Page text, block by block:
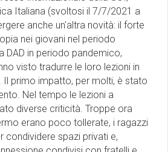
Italiana (svoltosi il 7/7/2021 a
anche un'altra novità: il forte
nei giovani nel periodo
DAD in periodo pandemico,
visto tradurre le loro lezioni in
Il primo impatto, per molti, è stato
Nel tempo le lezioni a
diverse criticità. Troppe ora
erano poco tollerate, i ragazzi
condividere spazi privati e,